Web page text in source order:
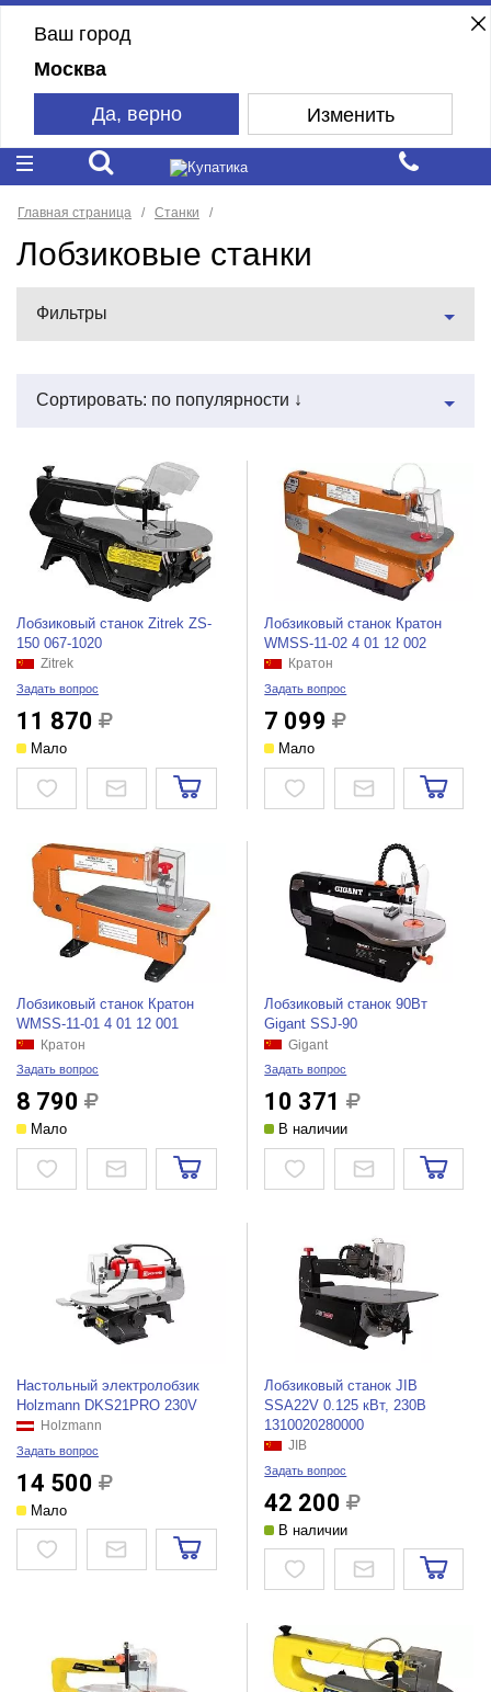
Ваш город
Москва
Да, верно Изменить
Главная страница Станки
Лобзиковые станки
Фильтры
Сортировать: по популярности ↓
Лобзиковый станок Zitrek ZS-
150 067-1020
Zitrek
Задать вопрос
11 870
Мало
Лобзиковый станок Кратон
WMSS-11-02 4 01 12 002
Кратон
Задать вопрос
7 099
Мало
Лобзиковый станок Кратон
WMSS-11-01 4 01 12 001
Кратон
Задать вопрос
8 790
Мало
Лобзиковый станок 90Вт
Gigant SSJ-90
Gigant
Задать вопрос
10 371
В наличии
Настольный электролобзик
Holzmann DKS21PRO 230V
Holzmann
Задать вопрос
14 500
Мало
Лобзиковый станок JIB
SSA22V 0.125 кВт, 230В
1310020280000
JIB
Задать вопрос
42 200
В наличии